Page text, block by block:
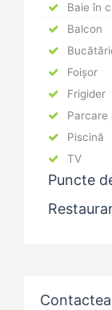
Baie în
Balcon
Foișor
Frigider
Parcare
Piscină
TV
Puncte